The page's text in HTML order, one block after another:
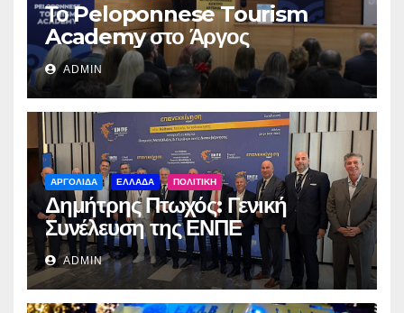
Το Peloponnese Tourism
Academy στο Άργος
ADMIN
ΑΡΓΟΛΙΔΑ ΕΛΛΑΔΑ ΠΟΛΙΤΙΚΗ
Δημήτρης Πτωχός: Γενική
Συνέλευση της ΕΝΠΕ
ADMIN